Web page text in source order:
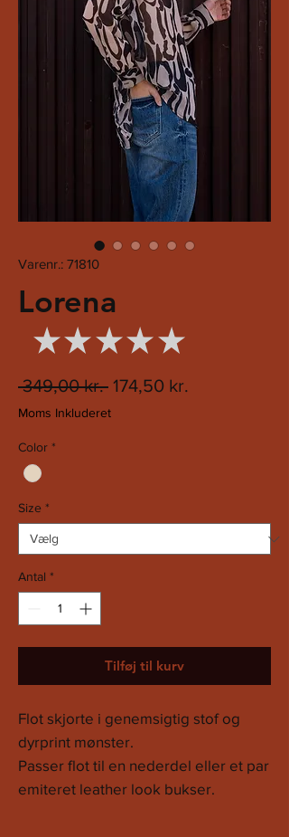
Varenr.: 71810
Lorena
★★★★★
349,00 kr. Regulær
pris
174,50 kr.
Moms Inkluderet
Color *
Size *
Antal *
Tilføj til kurv
Flot skjorte i genemsigtig stof og
dyrprint mønster.
Passer flot til en nederdel eller et par
emiteret leather look bukser.